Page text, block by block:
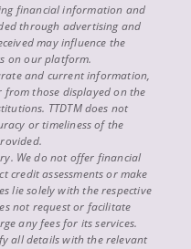
financial information and
through advertising and
may influence the
on our platform.
and current information,
those displayed on the
TTDTM does not
or timeliness of the
We do not offer financial
credit assessments or make
lie solely with the respective
not request or facilitate
any fees for its services.
all details with the relevant